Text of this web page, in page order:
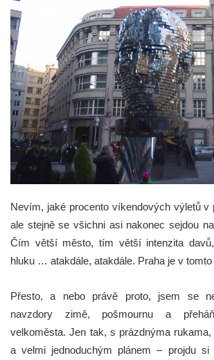
Nevím, jaké procento víkendových výletů v
ale stejně se všichni asi nakonec sejdou
Čím větší město, tím větší intenzita
hluku … atakdále, atakdále. Praha je v
Přesto, a nebo právě proto, jsem se
navzdory zimě, pošmournu a
velkoměsta. Jen tak, s prázdnýma
a velmi jednoduchým plánem – projdu si